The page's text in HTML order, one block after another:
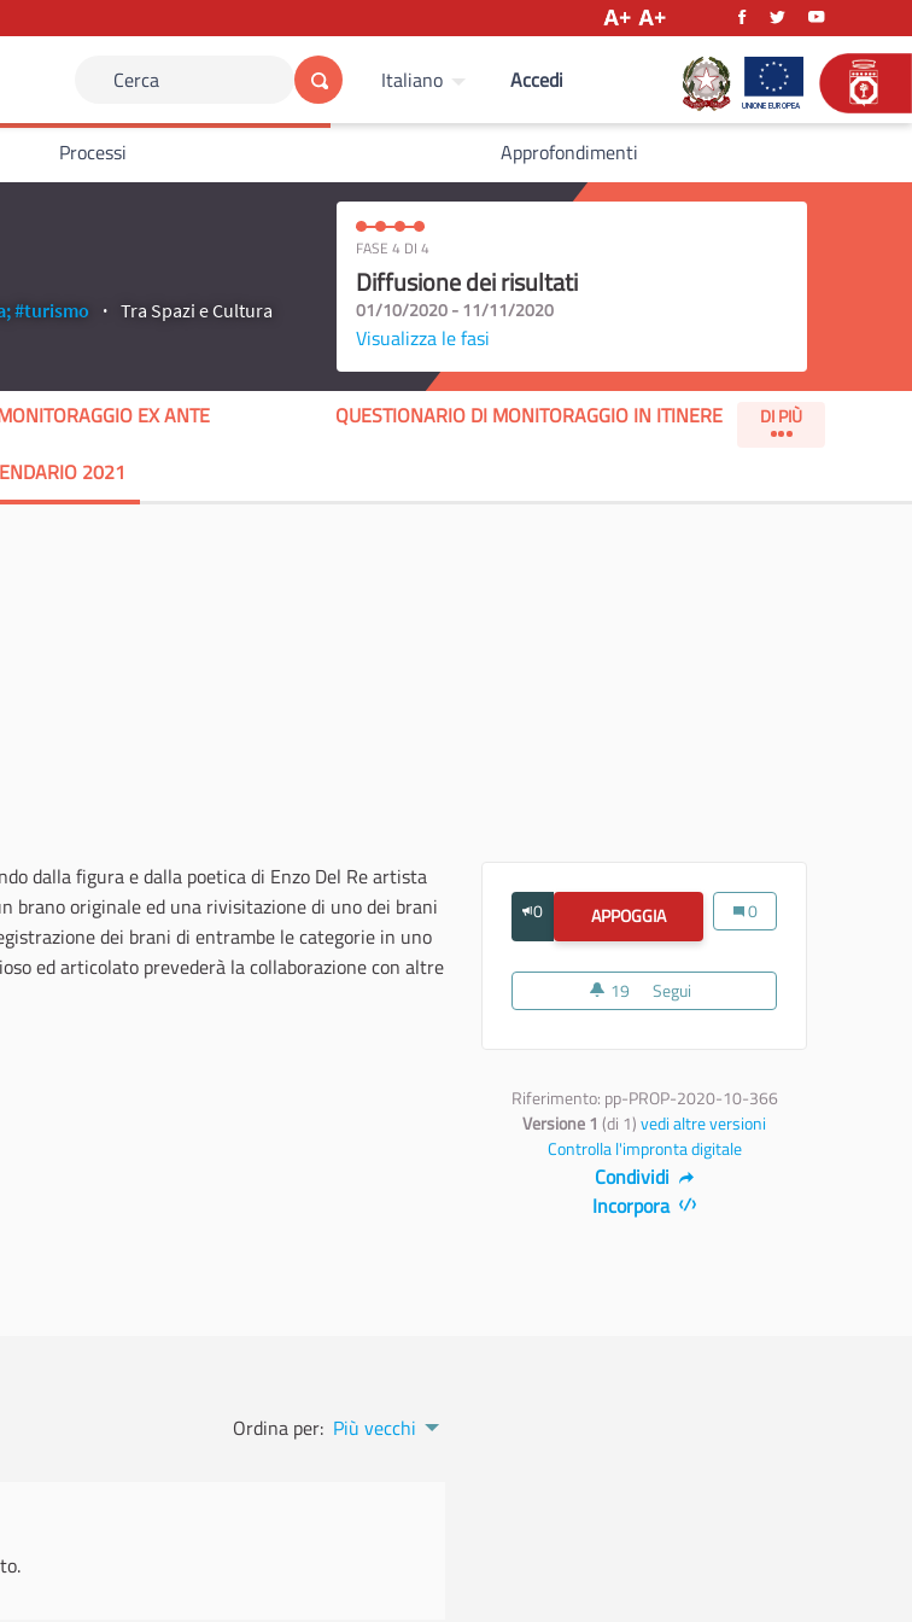
Cerca Italiano Accedi
Processi Approfondimenti
#turismo Tra Spazi e Cultura
FASE 4 DI 4
Diffusione dei risultati
01/10/2020 - 11/11/2020
Visualizza le fasi
EX ANTE
QUESTIONARIO DI MONITORAGGIO IN ITINERE
2021
dalla figura e dalla poetica di Enzo Del Re artista
brano originale ed una rivisitazione di uno dei brani
dei brani di entrambe le categorie in uno
ed articolato prevederà la collaborazione con altre
0 APPOGGIAPREMIO ENZO DELRE
Premio Enzo Delre
0
19 19 sostenitori
Segui
Riferimento: pp-PROP-2020-10-366
Versione 1 (di 1)vedi altre versioni
Controlla l'impronta digitale
Condividi
Incorpora
Ordina per: Più vecchi